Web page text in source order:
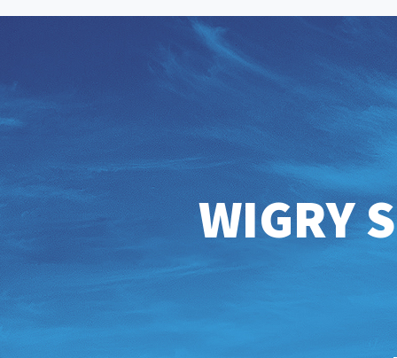
WIGRY